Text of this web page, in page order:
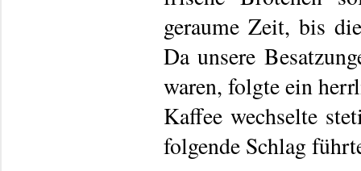
geraume Zeit, bis
Da unsere
waren, folgte ein
Kaffee wechselte
folgende Schlag